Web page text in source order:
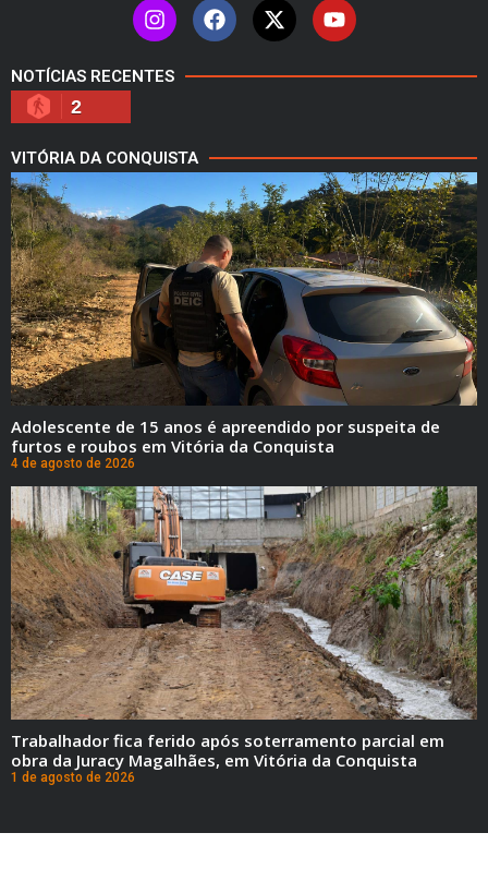
NOTÍCIAS RECENTES
2
VITÓRIA DA CONQUISTA
Adolescente de 15 anos é apreendido por suspeita de
furtos e roubos em Vitória da Conquista
4 de agosto de 2026
Trabalhador fica ferido após soterramento parcial em
obra da Juracy Magalhães, em Vitória da Conquista
1 de agosto de 2026